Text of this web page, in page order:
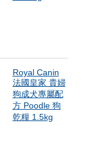
Royal Canin
法國皇家 貴婦
狗成犬專屬配
方 Poodle 狗
乾糧 1.5kg